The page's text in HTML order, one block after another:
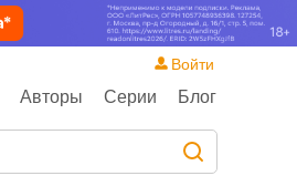
Авторы Серии Блог
Войти